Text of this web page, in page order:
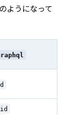
ようになって